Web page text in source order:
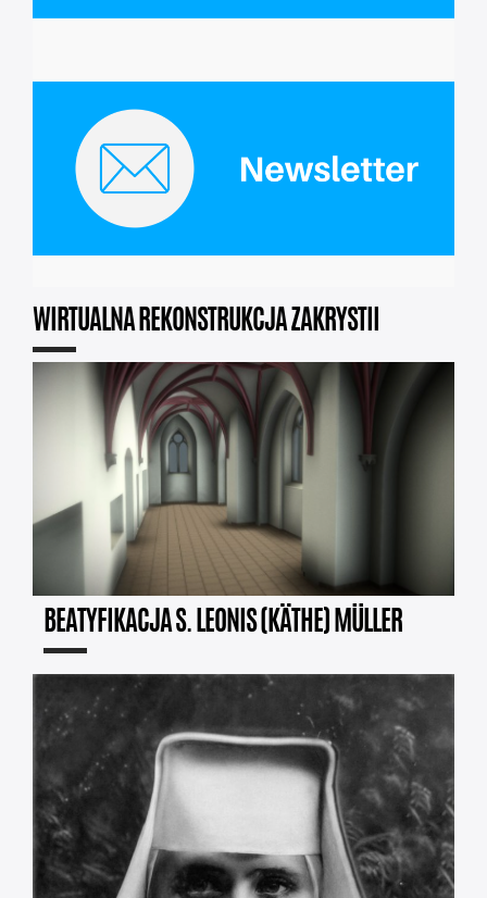
WIRTUALNA REKONSTRUKCJA ZAKRYSTII
BEATYFIKACJA S. LEONIS (KÄTHE) MÜLLER